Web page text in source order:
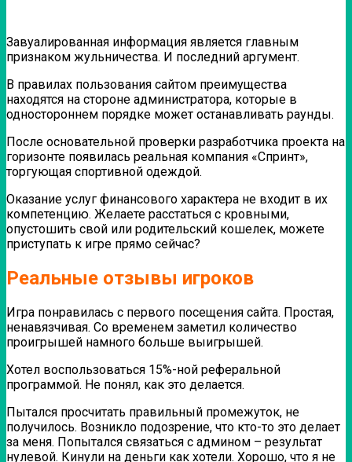
Завуалированная информация является главным
признаком жульничества. И последний аргумент.
В правилах пользования сайтом преимущества
находятся на стороне администратора, которые в
одностороннем порядке может останавливать раунды.
После основательной проверки разработчика проекта на
горизонте появилась реальная компания «Спринт»,
торгующая спортивной одеждой.
Оказание услуг финансового характера не входит в их
компетенцию. Желаете расстаться с кровными,
опустошить свой или родительский кошелек, можете
приступать к игре прямо сейчас?
Реальные отзывы игроков
Игра понравилась с первого посещения сайта. Простая,
ненавязчивая. Со временем заметил количество
проигрышей намного больше выигрышей.
Хотел воспользоваться 15%-ной реферальной
программой. Не понял, как это делается.
Пытался просчитать правильный промежуток, не
получилось. Возникло подозрение, что кто-то это делает
за меня. Попытался связаться с админом – результат
нулевой. Кинули на деньги как хотели. Хорошо, что я не